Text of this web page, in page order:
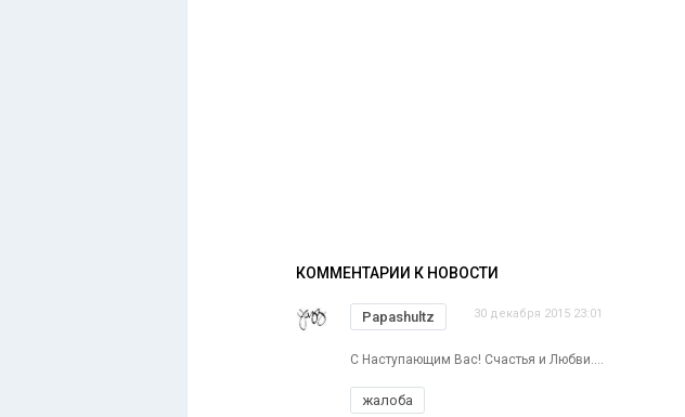
КОММЕНТАРИИ К НОВОСТИ
Papashultz 30 декабря 2015 23:01
С Наступающим Вас! Счастья и Любви....
жалоба